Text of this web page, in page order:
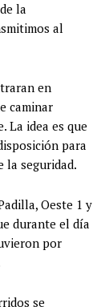
la
al
en
caminar
La idea es que
para
la seguridad.
Oeste 1 y
durante el día
por
se